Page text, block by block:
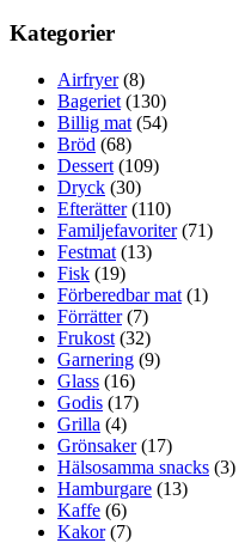
Kategorier
Airfryer(8)
Bageriet (130)
Billig mat (54)
Bröd (68)
Dessert (109)
Dryck (30)
Efterätter(110)
Familjefavoriter(71)
Festmat (13)
Fisk (19)
Förberedbar mat (1)
Förrätter(7)
Frukost (32)
Garnering (9)
Glass (16)
Godis (17)
Grilla (4)
Grönsaker(17)
Hälsosamma snacks (3)
Hamburgare (13)
Kaffe (6)
Kakor(7)